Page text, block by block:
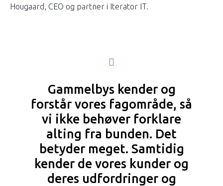
Hougaard, CEO og partner i Iterator IT.
Gammelbys kender og
forstår vores fagområde, så
vi ikke behøver forklare
alting fra bunden. Det
betyder meget. Samtidig
kender de vores kunder og
deres udfordringer og